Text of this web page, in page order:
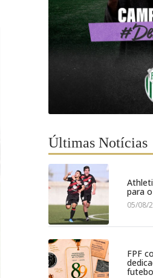
Últimas Notícias
para
05/08/
FPF